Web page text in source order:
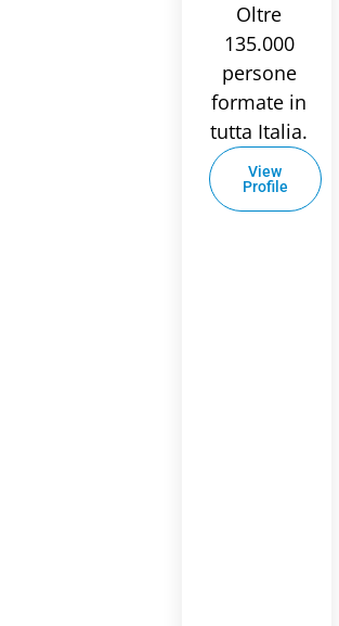
Oltre
135.000
persone
formate in
tutta Italia.
View
Profile